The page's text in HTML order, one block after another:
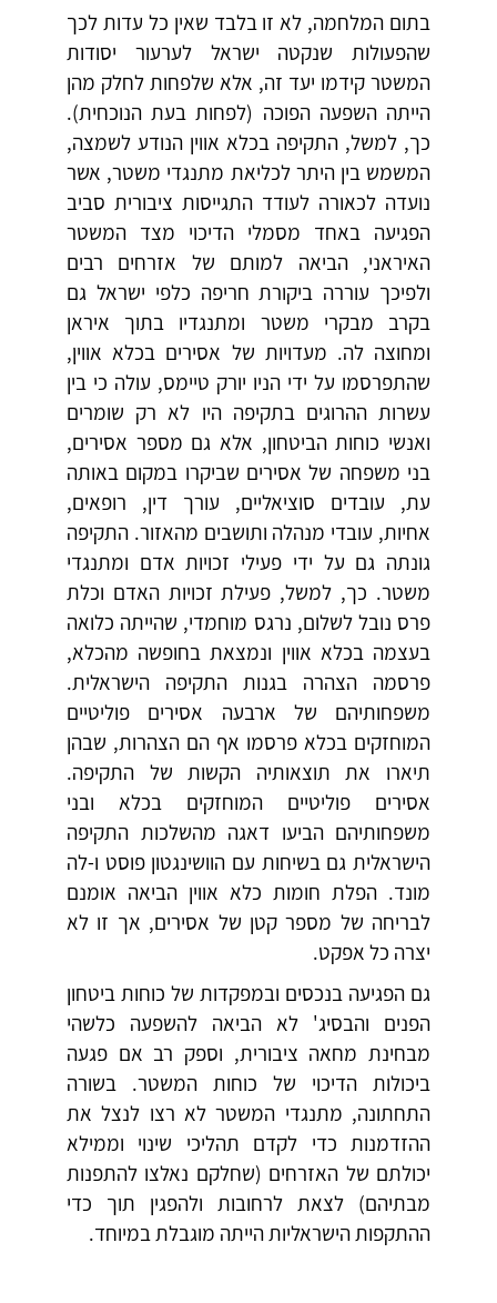
בתום המלחמה, לא זו בלבד שאין כל עדות לכך
שהפעולות שנקטה ישראל לערעור יסודות
המשטר קידמו יעד זה, אלא שלפחות לחלק מהן
הייתה השפעה הפוכה (לפחות בעת הנוכחית).
כך, למשל, התקיפה בכלא אווין הנודע לשמצה,
המשמש בין היתר לכליאת מתנגדי משטר, אשר
נועדה לכאורה לעודד התגייסות ציבורית סביב
הפגיעה באחד מסמלי הדיכוי מצד המשטר
האיראני, הביאה למותם של אזרחים רבים
ולפיכך עוררה ביקורת חריפה כלפי ישראל גם
בקרב מבקרי משטר ומתנגדיו בתוך איראן
ומחוצה לה. מעדויות של אסירים בכלא אווין,
שהתפרסמו על ידי הניו יורק טיימס, עולה כי בין
עשרות ההרוגים בתקיפה היו לא רק שומרים
ואנשי כוחות הביטחון, אלא גם מספר אסירים,
בני משפחה של אסירים שביקרו במקום באותה
עת, עובדים סוציאליים, עורך דין, רופאים,
אחיות, עובדי מנהלה ותושבים מהאזור. התקיפה
גונתה גם על ידי פעילי זכויות אדם ומתנגדי
משטר. כך, למשל, פעילת זכויות האדם וכלת
פרס נובל לשלום, נרגס מוחמדי, שהייתה כלואה
בעצמה בכלא אווין ונמצאת בחופשה מהכלא,
פרסמה הצהרה בגנות התקיפה הישראלית.
משפחותיהם של ארבעה אסירים פוליטיים
המוחזקים בכלא פרסמו אף הם הצהרות, שבהן
תיארו את תוצאותיה הקשות של התקיפה.
אסירים פוליטיים המוחזקים בכלא ובני
משפחותיהם הביעו דאגה מהשלכות התקיפה
הישראלית גם בשיחות עם הוושינגטון פוסט ו-לה
מונד. הפלת חומות כלא אווין הביאה אומנם
לבריחה של מספר קטן של אסירים, אך זו לא
יצרה כל אפקט.
גם הפגיעה בנכסים ובמפקדות של כוחות ביטחון
הפנים והבסיג' לא הביאה להשפעה כלשהי
מבחינת מחאה ציבורית, וספק רב אם פגעה
ביכולות הדיכוי של כוחות המשטר. בשורה
התחתונה, מתנגדי המשטר לא רצו לנצל את
ההזדמנות כדי לקדם תהליכי שינוי וממילא
יכולתם של האזרחים (שחלקם נאלצו להתפנות
מבתיהם) לצאת לרחובות ולהפגין תוך כדי
ההתקפות הישראליות הייתה מוגבלת במיוחד.